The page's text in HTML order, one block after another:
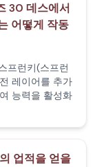
30 데스에서
어떻게 작동
프런키(스프런
레이어를 추가
능력을 활성화
업적을 얻을